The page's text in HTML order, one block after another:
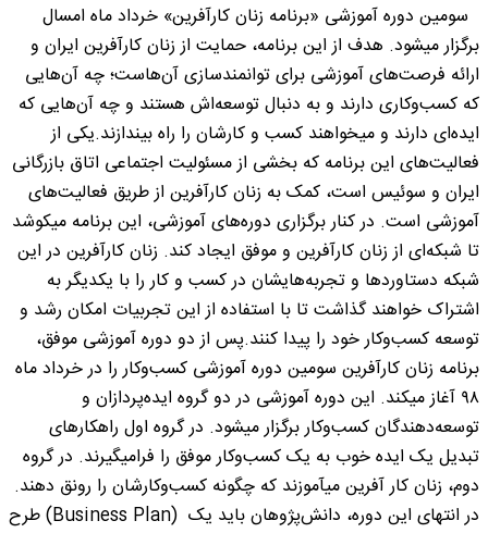
سومین دوره آموزشی «برنامه زنان کارآفرین» خرداد ماه امسال
برگزار میشود. هدف از این برنامه، حمایت از زنان کارآفرین ایران و
ارائه فرصت‌های آموزشی برای توانمندسازی آن‌هاست؛ چه آن‌هایی
که کسب‌وکاری دارند و به دنبال توسعه‌اش هستند و چه آن‌هایی که
ایده‌ای دارند و میخواهند کسب و کارشان را راه بیندازند.یکی از
فعالیت‌های این برنامه که بخشی از مسئولیت اجتماعی اتاق بازرگانی
ایران و سوئیس است، کمک به زنان کارآفرین از طریق فعالیت‌های
آموزشی است. در کنار برگزاری دوره‌های آموزشی، این برنامه میکوشد
تا شبکه‌ای از زنان کارآفرین و موفق ایجاد کند. زنان کارآفرین در این
شبکه دستاوردها و تجربه‌هایشان در کسب و کار را با یکدیگر به
اشتراک خواهند گذاشت تا با استفاده از این تجربیات امکان رشد و
توسعه کسب‌وکار خود را پیدا کنند.پس از دو دوره آموزشی موفق،
برنامه زنان کارآفرین سومین دوره آموزشی کسب‌وکار را در خرداد ماه
۹۸ آغاز میکند. این دوره آموزشی در دو گروه ایده‌پردازان و
توسعه‌دهندگان کسب‌وکار برگزار میشود. در گروه اول راهکارهای
تبدیل یک ایده خوب به یک کسب‌وکار موفق را فرامیگیرند. در گروه
دوم، زنان کار آفرین میآموزند که چگونه کسب‌وکارشان را رونق دهند.
در انتهای این دوره، دانش‌پژوهان باید یک (Business Plan) طرح